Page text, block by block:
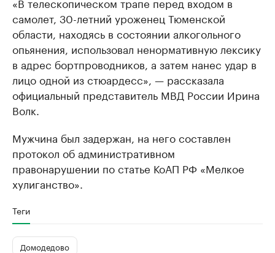
самолет, 30-летний уроженец Тюменской
области, находясь в состоянии алкогольного
опьянения, использовал ненормативную лексику
в адрес бортпроводников, а затем нанес удар в
лицо одной из стюардесс», — рассказала
официальный представитель МВД России Ирина
Волк.
Мужчина был задержан, на него составлен
протокол об административном
правонарушении по статье КоАП РФ «Мелкое
хулиганство».
Теги
Домодедово